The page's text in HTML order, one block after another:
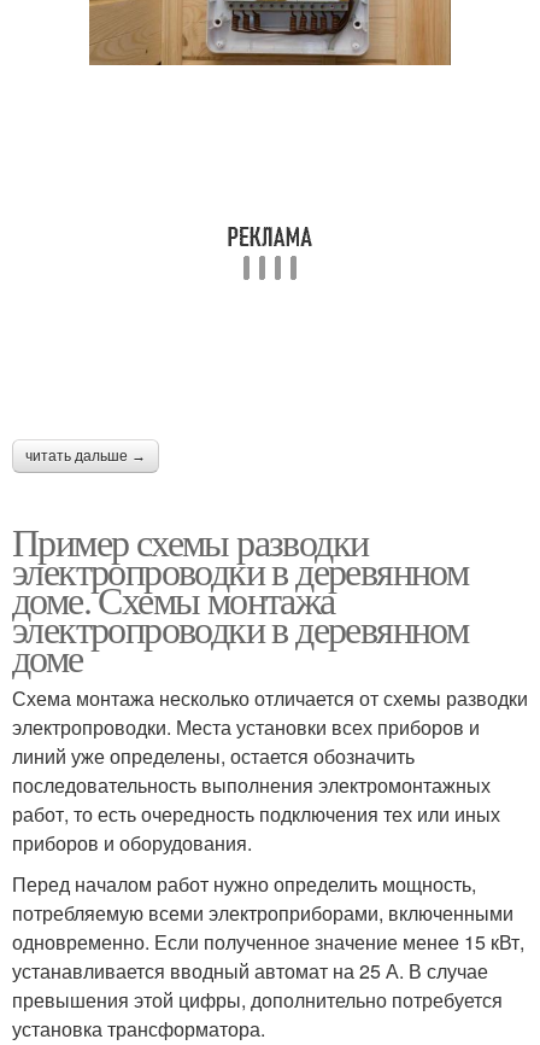
читать дальше →
Пример схемы разводки
электропроводки в деревянном
доме. Схемы монтажа
электропроводки в деревянном
доме
Схема монтажа несколько отличается от схемы разводки
электропроводки. Места установки всех приборов и
линий уже определены, остается обозначить
последовательность выполнения электромонтажных
работ, то есть очередность подключения тех или иных
приборов и оборудования.
Перед началом работ нужно определить мощность,
потребляемую всеми электроприборами, включенными
одновременно. Если полученное значение менее 15 кВт,
устанавливается вводный автомат на 25 А. В случае
превышения этой цифры, дополнительно потребуется
установка трансформатора.